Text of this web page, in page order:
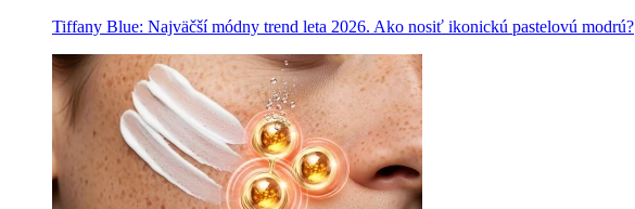
Tiffany Blue: Najväčší módny trend leta 2026. Ako nosiť ikonickú pastelovú modrú?